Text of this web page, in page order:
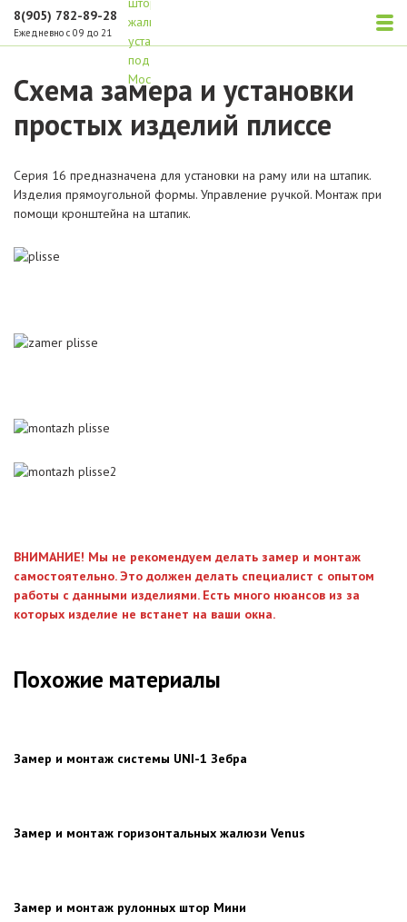
8(905) 782-89-28
Ежедневно с 09 до 21
Схема замера и установки
простых изделий плиссе
Серия 16 предназначена для установки на раму или на штапик.
Изделия прямоугольной формы. Управление ручкой. Монтаж при
помощи кронштейна на штапик.
ВНИМАНИЕ! Мы не рекомендуем делать замер и монтаж
самостоятельно. Это должен делать специалист с опытом
работы с данными изделиями. Есть много нюансов из за
которых изделие не встанет на ваши окна.
Похожие материалы
Замер и монтаж системы UNI-1 Зебра
Замер и монтаж горизонтальных жалюзи Venus
Замер и монтаж рулонных штор Мини